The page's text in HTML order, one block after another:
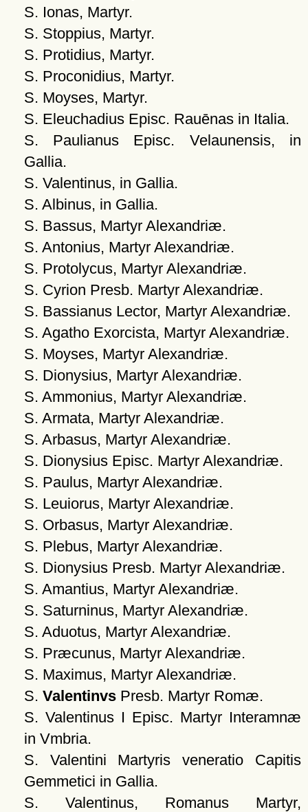
S. Ionas, Martyr.
S. Stoppius, Martyr.
S. Protidius, Martyr.
S. Proconidius, Martyr.
S. Moyses, Martyr.
S. Eleuchadius Episc. Rauēnas in Italia.
S. Paulianus Episc. Velaunensis, in
Gallia.
S. Valentinus, in Gallia.
S. Albinus, in Gallia.
S. Bassus, Martyr Alexandriæ.
S. Antonius, Martyr Alexandriæ.
S. Protolycus, Martyr Alexandriæ.
S. Cyrion Presb. Martyr Alexandriæ.
S. Bassianus Lector, Martyr Alexandriæ.
S. Agatho Exorcista, Martyr Alexandriæ.
S. Moyses, Martyr Alexandriæ.
S. Dionysius, Martyr Alexandriæ.
S. Ammonius, Martyr Alexandriæ.
S. Armata, Martyr Alexandriæ.
S. Arbasus, Martyr Alexandriæ.
S. Dionysius Episc. Martyr Alexandriæ.
S. Paulus, Martyr Alexandriæ.
S. Leuiorus, Martyr Alexandriæ.
S. Orbasus, Martyr Alexandriæ.
S. Plebus, Martyr Alexandriæ.
S. Dionysius Presb. Martyr Alexandriæ.
S. Amantius, Martyr Alexandriæ.
S. Saturninus, Martyr Alexandriæ.
S. Aduotus, Martyr Alexandriæ.
S. Præcunus, Martyr Alexandriæ.
S. Maximus, Martyr Alexandriæ.
S. ValentinvsPresb. Martyr Romæ.
S. Valentinus I Episc. Martyr Interamnæ
in Vmbria.
S. Valentini Martyris veneratio Capitis
Gemmetici in Gallia.
S. Valentinus, Romanus Martyr,